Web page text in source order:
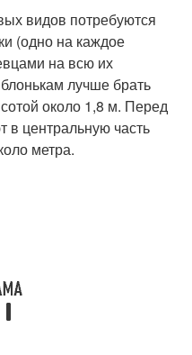
видов потребуются
(одно на каждое
на всю их
лучше брать
около 1,8 м. Перед
в центральную часть
метра.